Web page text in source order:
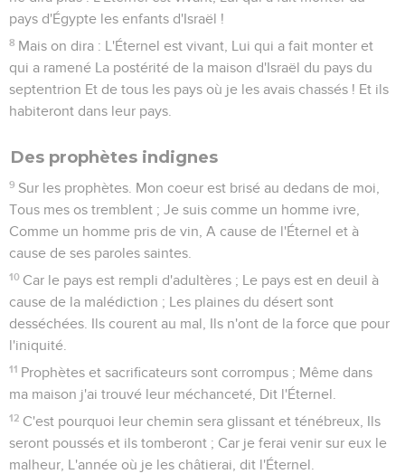
pays d'Égypte les enfants d'Israël !
8 Mais on dira : L'Éternel est vivant, Lui qui a fait monter et
qui a ramené La postérité de la maison d'Israël du pays du
septentrion Et de tous les pays où je les avais chassés ! Et ils
habiteront dans leur pays.
Des prophètes indignes
9 Sur les prophètes. Mon coeur est brisé au dedans de moi,
Tous mes os tremblent ; Je suis comme un homme ivre,
Comme un homme pris de vin, A cause de l'Éternel et à
cause de ses paroles saintes.
10 Car le pays est rempli d'adultères ; Le pays est en deuil à
cause de la malédiction ; Les plaines du désert sont
desséchées. Ils courent au mal, Ils n'ont de la force que pour
l'iniquité.
11 Prophètes et sacrificateurs sont corrompus ; Même dans
ma maison j'ai trouvé leur méchanceté, Dit l'Éternel.
12 C'est pourquoi leur chemin sera glissant et ténébreux, Ils
seront poussés et ils tomberont ; Car je ferai venir sur eux le
malheur, L'année où je les châtierai, dit l'Éternel.